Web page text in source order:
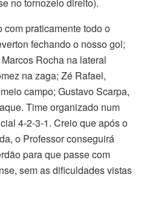
com praticamente todo o
fechando o nosso gol;
Rocha na lateral
na zaga; Zé Rafael,
campo; Gustavo Scarpa,
Time organizado num
4-2-3-1. Creio que após o
o Professor conseguirá
para que passe com
sem as dificuldades vistas